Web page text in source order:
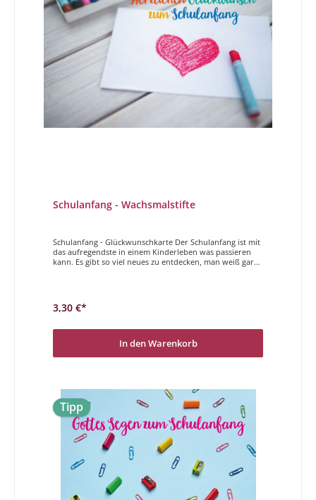
Schulanfang - Wachsmalstifte
Schulanfang - Glückwunschkarte Der Schulanfang ist mit
das aufregendste in einem Kinderleben was passieren
kann. Es gibt so viel neues zu entdecken, man weiß gar
3,30 €*
In den Warenkorb
Tipp